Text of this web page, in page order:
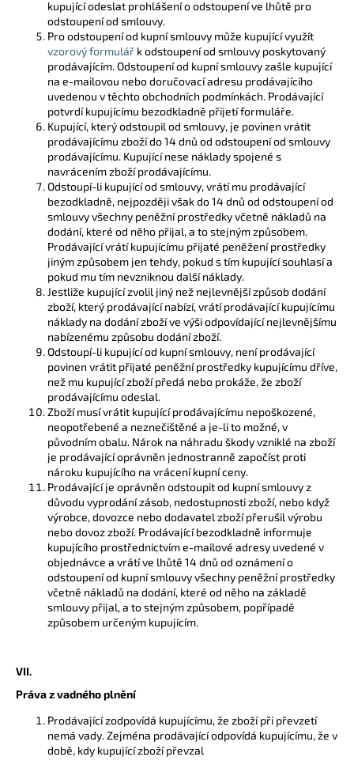
kupující odeslat prohlášení o odstoupení ve lhůtě pro
odstoupení od smlouvy.
Pro odstoupení od kupní smlouvy může kupující využít
vzorový formulář k odstoupení od smlouvy poskytovaný
prodávajícím. Odstoupení od kupní smlouvy zašle kupující
na e-mailovou nebo doručovací adresu prodávajícího
uvedenou v těchto obchodních podmínkách. Prodávající
potvrdí kupujícímu bezodkladně přijetí formuláře.
Kupující, který odstoupil od smlouvy, je povinen vrátit
prodávajícímu zboží do 14 dnů od odstoupení od smlouvy
prodávajícímu. Kupující nese náklady spojené s
navrácením zboží prodávajícímu.
Odstoupí-li kupující od smlouvy, vrátí mu prodávající
bezodkladně, nejpozději však do 14 dnů od odstoupení od
smlouvy všechny peněžní prostředky včetně nákladů na
dodání, které od něho přijal, a to stejným způsobem.
Prodávající vrátí kupujícímu přijaté peněžení prostředky
jiným způsobem jen tehdy, pokud s tím kupující souhlasí a
pokud mu tím nevzniknou další náklady.
Jestliže kupující zvolil jiný než nejlevnější způsob dodání
zboží, který prodávající nabízí, vrátí prodávající kupujícímu
náklady na dodání zboží ve výši odpovídající nejlevnějšímu
nabízenému způsobu dodání zboží.
Odstoupí-li kupující od kupní smlouvy, není prodávající
povinen vrátit přijaté peněžní prostředky kupujícímu dříve,
než mu kupující zboží předá nebo prokáže, že zboží
prodávajícímu odeslal.
Zboží musí vrátit kupující prodávajícímu nepoškozené,
neopotřebené a neznečištěné a je-li to možné, v
původním obalu. Nárok na náhradu škody vzniklé na zboží
je prodávající oprávněn jednostranně započíst proti
nároku kupujícího na vrácení kupní ceny.
Prodávající je oprávněn odstoupit od kupní smlouvy z
důvodu vyprodání zásob, nedostupnosti zboží, nebo když
výrobce, dovozce nebo dodavatel zboží přerušil výrobu
nebo dovoz zboží. Prodávající bezodkladně informuje
kupujícího prostřednictvím e-mailové adresy uvedené v
objednávce a vrátí ve lhůtě 14 dnů od oznámení o
odstoupení od kupní smlouvy všechny peněžní prostředky
včetně nákladů na dodání, které od něho na základě
smlouvy přijal, a to stejným způsobem, popřípadě
způsobem určeným kupujícím.
VII.
Práva z vadného plnění
Prodávající zodpovídá kupujícímu, že zboží při převzetí
nemá vady. Zejména prodávající odpovídá kupujícímu, že v
době, kdy kupující zboží převzal